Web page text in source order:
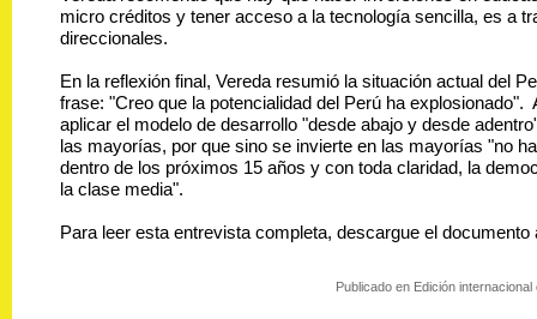
micro créditos y tener acceso a la tecnología sencilla, es a
direccionales.
En la reflexión final, Vereda resumió la situación actual del
frase: "Creo que la potencialidad del Perú ha explosionado".
aplicar el modelo de desarrollo "desde abajo y desde
las mayorías, por que sino se invierte en las mayorías "no
dentro de los próximos 15 años y con toda claridad, la
la clase media".
Para leer esta entrevista completa, descargue el documento
Publicado en Edición